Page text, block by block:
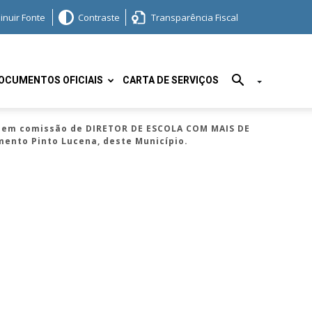
Fonte Contraste Transparência Fiscal
OFICIAIS CARTA DE SERVIÇOS
comissão de DIRETOR DE ESCOLA COM MAIS DE
Pinto Lucena, deste Município.